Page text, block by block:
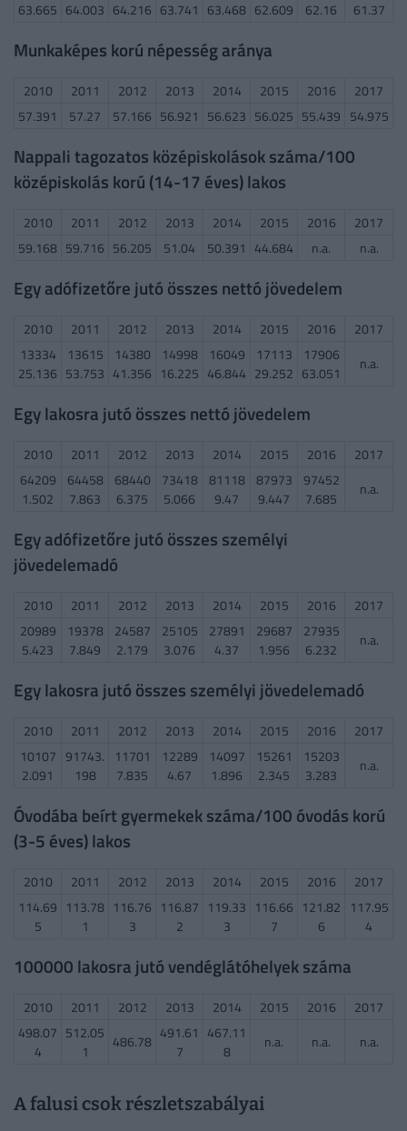
63.665 64.003 64.216 63.741 63.468 62.609 62.16 61.37
Munkaképes korú népesség aránya
2010 2011 2012 2013 2014 2015 2016
2017
57.391
57.27 57.166 56.921 56.623 56.025 55.439 54.975
Nappali tagozatos középiskolások száma/100
középiskolás korú (14-17 éves) lakos
2010 2011 2012 2013 2014 2015 2016
2017
59.168 59.716 56.205 51.04 50.391 44.684 n.a. n.a.
Egy adófizetőre jutó összes nettó jövedelem
2010 2011 2012 2013 2014 2015 2016
2017
13334
25.136
13615
53.753
14380
41.356
14998
16.225
16049
46.844
17113
29.252
17906
63.051
n.a.
Egy lakosra jutó összes nettó jövedelem
2010 2011 2012 2013 2014 2015 2016
2017
64209
1.502
64458
7.863
68440
6.375
73418
5.066
81118
9.47
87973
9.447
97452
7.685
n.a.
Egy adófizetőre jutó összes személyi
jövedelemadó
2010 2011 2012 2013 2014 2015 2016
2017
20989
5.423
19378
7.849
24587
2.179
25105
3.076
27891
4.37
29687
1.956
27935
6.232
n.a.
Egy lakosra jutó összes személyi jövedelemadó
2010 2011 2012 2013 2014 2015 2016
2017
10107
2.091
91743.
198
11701
7.835
12289
4.67
14097
1.896
15261
2.345
15203
3.283
n.a.
Óvodába beírt gyermekek száma/100 óvodás korú
(3-5 éves) lakos
2010 2011 2012 2013 2014 2015 2016
2017
114.69
5
113.78
1
116.76
3
116.87
2
119.33
3
116.66
7
121.82
6
117.95
4
100000 lakosra jutó vendéglátóhelyek száma
2010 2011 2012 2013 2014 2015 2016
2017
498.07
4
512.05
1
486.78 491.61
7
467.11
8
n.a. n.a. n.a.
A falusi csok részletszabályai